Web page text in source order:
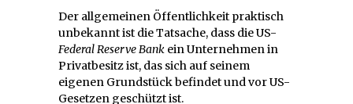
Der allgemeinen Öffentlichkeit praktisch
unbekannt ist die Tatsache, dass die US-
Federal Reserve Bank ein Unternehmen in
Privatbesitz ist, das sich auf seinem
eigenen Grundstück befindet und vor US-
Gesetzen geschützt ist.